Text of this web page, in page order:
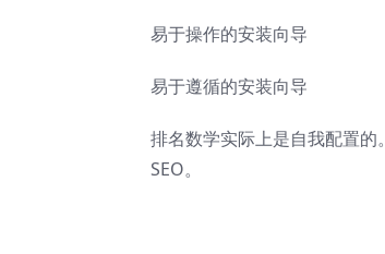
易于操作的安装向导
易于遵循的安装向导
排名数学实际上是自我配置
SEO。